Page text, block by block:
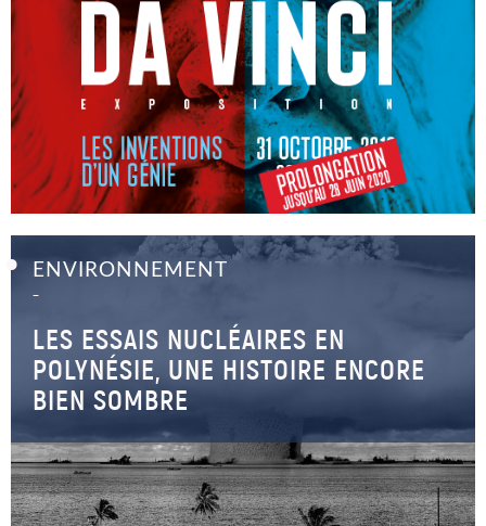
ENVIRONNEMENT
–
LES ESSAIS NUCLÉAIRES EN
POLYNÉSIE, UNE HISTOIRE ENCORE
BIEN SOMBRE